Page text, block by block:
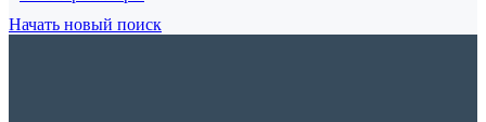
Начать новый поиск